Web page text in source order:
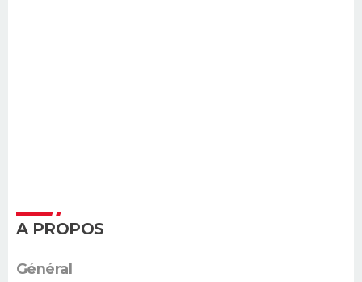
A PROPOS
Général